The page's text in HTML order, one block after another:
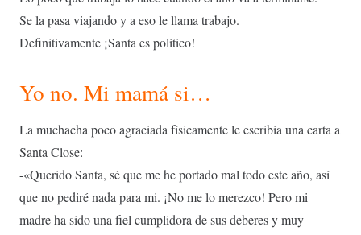
Se la pasa viajando y a eso le llama trabajo.
Definitivamente ¡Santa es político!
Yo no. Mi mamá si…
La muchacha poco agraciada físicamente le escribía una carta a
Santa Close:
-«Querido Santa, sé que me he portado mal todo este año, así
que no pediré nada para mi. ¡No me lo merezco! Pero mi
madre ha sido una fiel cumplidora de sus deberes y muy